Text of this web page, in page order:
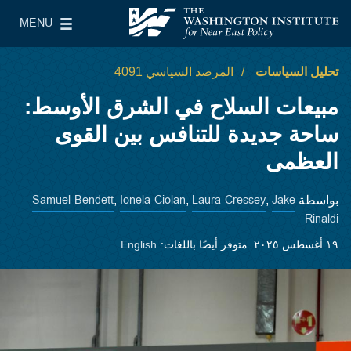
معهد واشنطن لسياسات الشرق الأدنى
MENU
Main Menu
تحليل السياسات المرصد السياسي 4091
مبيعات السلاح في الشرق الأوسط:
ساحة جديدة للتنافس بين القوى
العظمى
بواسطة Samuel Bendett, Ionela Ciolan, Laura Cressey, Jake
Rinaldi
١٩ أغسطس ٢٠٢٥ متوفر أيضًا باللغات: English